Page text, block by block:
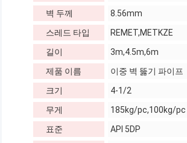
벽 두께
8.56mm
스레드 타입
REMET,METKZE
길이
3m,4.5m,6m
제품 이름
이중 벽 뚫기 파이프
크기
4-1/2
무게
185kg/pc,100kg/pc
표준
API 5DP